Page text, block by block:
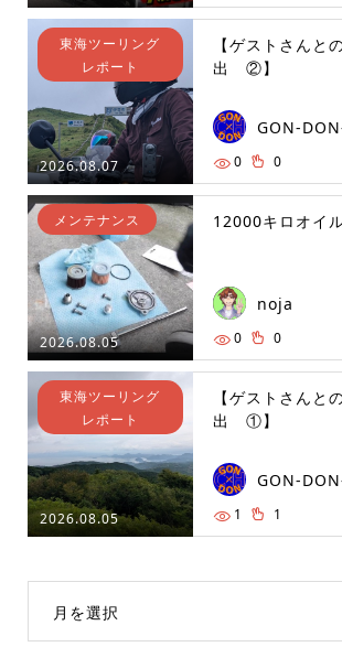
2026.08.07
東海ツーリング
レポート
【ゲストさんと
出 ②】
GON-
0 0
2026.08.05
メンテナンス 12000キロオイ
noja
0 0
2026.08.05
東海ツーリング
レポート
【ゲストさんと
出 ①】
GON-
1 1
月を選択